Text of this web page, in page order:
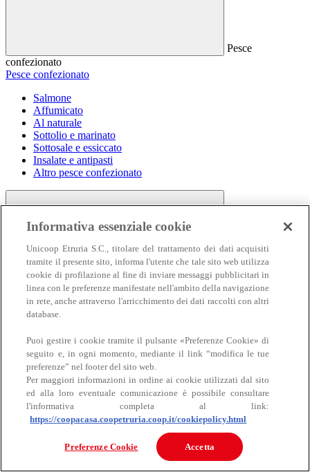
Pesce
confezionato
Pesce confezionato
Salmone
Affumicato
Al naturale
Sottolio e marinato
Sottosale e essiccato
Insalate e antipasti
Altro pesce confezionato
Carne
Carne
Bovino
Informativa essenziale cookie
Unicoop Etruria S.C., titolare del trattamento dei dati acquisiti
tramite il presente sito, informa l'utente che tale sito web utilizza
cookie di profilazione al fine di inviare messaggi pubblicitari in
linea con le preferenze manifestate nell'ambito della navigazione
in rete, anche attraverso l'arricchimento dei dati raccolti con altri
database.
Puoi gestire i cookie tramite il pulsante «Preferenze Cookie» di
seguito e, in ogni momento, mediante il link “modifica le tue
preferenze” nel footer del sito web.
Per maggiori informazioni in ordine ai cookie utilizzati dal sito
ed alla loro eventuale comunicazione è possibile consultare
l'informativa completa al link:
https://coopacasa.coopetruria.coop.it/cookiepolicy.html
Preferenze Cookie Accetta